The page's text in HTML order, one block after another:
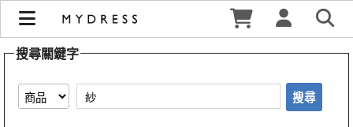
【紗】搜尋結果 | MYDRESS 時裳韓風
搜尋關鍵字
搜尋